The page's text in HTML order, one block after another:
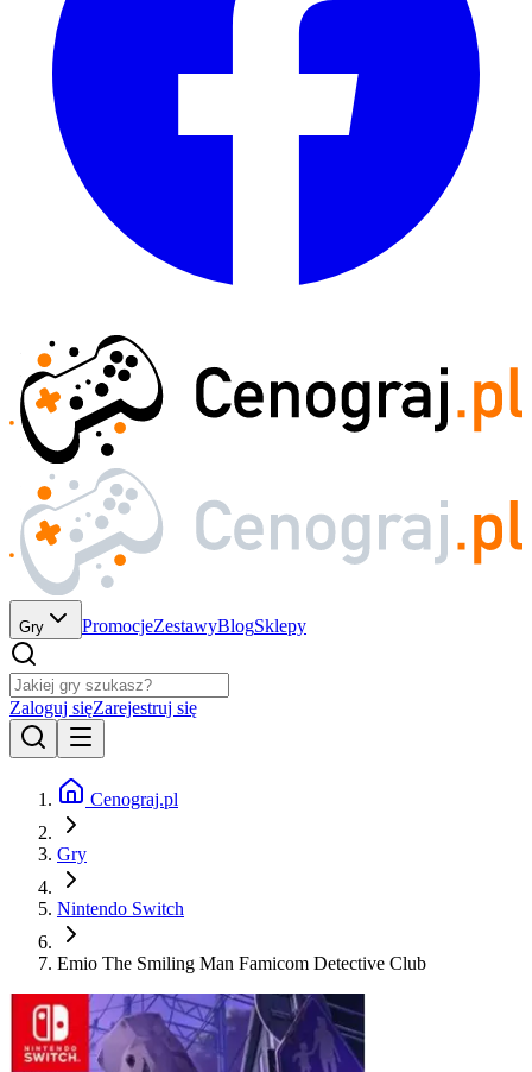
Gry PromocjeZestawyBlogSklepy
Zaloguj sięZarejestruj się
Cenograj.pl
Gry
Nintendo Switch
Emio The Smiling Man Famicom Detective Club